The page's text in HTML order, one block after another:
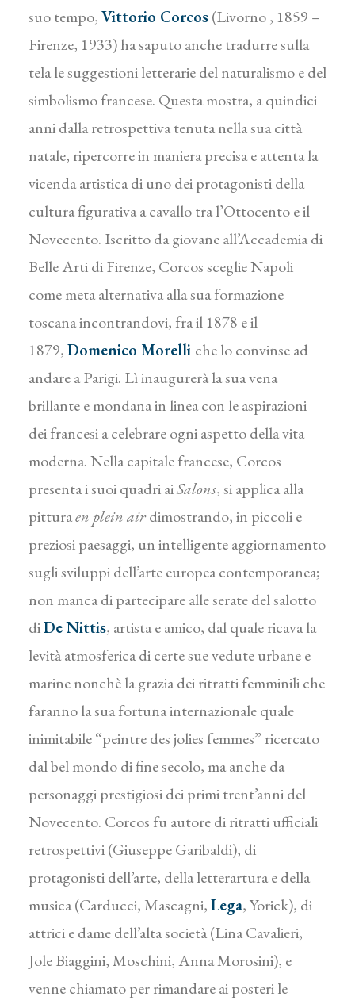
suo tempo,Vittorio Corcos(Livorno , 1859 –
Firenze, 1933) ha saputo anche tradurre sulla
tela le suggestioni letterarie del naturalismo e del
simbolismo francese. Questa mostra, a quindici
anni dalla retrospettiva tenuta nella sua città
natale, ripercorre in maniera precisa e attenta la
vicenda artistica di uno dei protagonisti della
cultura figurativa a cavallo tra l’Ottocento e il
Novecento. Iscritto da giovane all’Accademia di
Belle Arti di Firenze, Corcos sceglie Napoli
come meta alternativa alla sua formazione
toscana incontrandovi, fra il 1878 e il
1879,Domenico Morelli che lo convinse ad
andare a Parigi. Lì inaugurerà la sua vena
brillante e mondana in linea con le aspirazioni
dei francesi a celebrare ogni aspetto della vita
moderna. Nella capitale francese, Corcos
presenta i suoi quadri aiSalons, si applica alla
pitturaen plein airdimostrando, in piccoli e
preziosi paesaggi, un intelligente aggiornamento
sugli sviluppi dell’arte europea contemporanea;
non manca di partecipare alle serate del salotto
diDe Nittis, artista e amico, dal quale ricava la
levità atmosferica di certe sue vedute urbane e
marine nonchè la grazia dei ritratti femminili che
faranno la sua fortuna internazionale quale
inimitabile “peintre des jolies femmes” ricercato
dal bel mondo di fine secolo, ma anche da
personaggi prestigiosi dei primi trent’anni del
Novecento. Corcos fu autore di ritratti ufficiali
retrospettivi (Giuseppe Garibaldi), di
protagonisti dell’arte, della letterartura e della
musica (Carducci, Mascagni,Lega, Yorick), di
attrici e dame dell’alta società (Lina Cavalieri,
Jole Biaggini, Moschini, Anna Morosini), e
venne chiamato per rimandare ai posteri le